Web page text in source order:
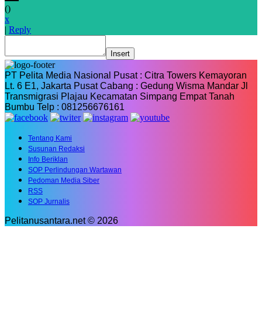
()
x
| Reply
Insert
PT Pelita Media Nasional Pusat : Citra Towers Kemayoran
Lt. 6 E1, Jakarta Pusat Cabang : Gedung Wisma Mandar Jl
Transmigrasi Plajau Kecamatan Simpang Empat Tanah
Bumbu Telp : 081256676161
Tentang Kami
Susunan Redaksi
Info Beriklan
SOP Perlindungan Wartawan
Pedoman Media Siber
RSS
SOP Jurnalis
Pelitanusantara.net © 2026